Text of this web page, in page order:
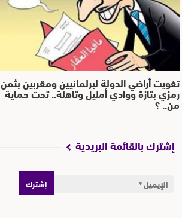
تفويت أراضي الدولة لبرلمانيين ومقربين بثمن
رمزي بتازة ووادي أمليل وتاهلة.. تحت حماية
من.. ؟
إشترك بالقائمة البريدية